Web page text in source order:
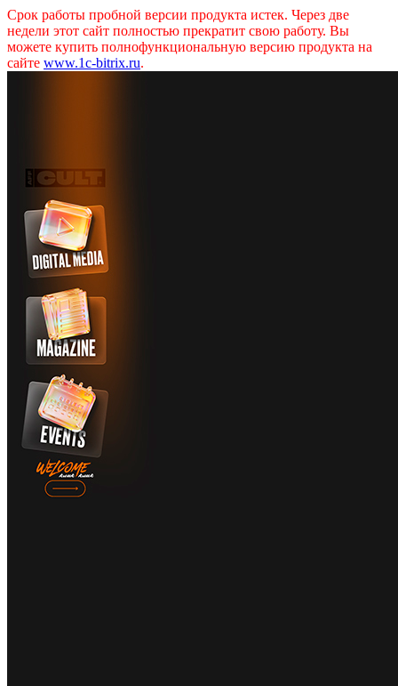
Срок работы пробной версии продукта истек. Через две
недели этот сайт полностью прекратит свою работу. Вы
можете купить полнофункциональную версию продукта на
сайте www.1c-bitrix.ru.